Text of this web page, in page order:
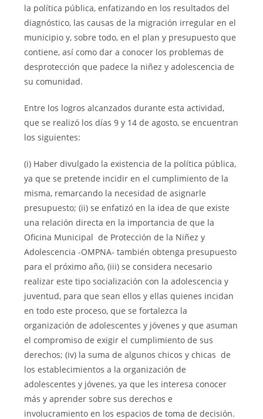
la política pública, enfatizando en los resultados del
diagnóstico, las causas de la migración irregular en el
municipio y, sobre todo, en el plan y presupuesto que
contiene, así como dar a conocer los problemas de
desprotección que padece la niñez y adolescencia de
su comunidad.
Entre los logros alcanzados durante esta actividad,
que se realizó los días 9 y 14 de agosto, se encuentran
los siguientes:
(i) Haber divulgado la existencia de la política pública,
ya que se pretende incidir en el cumplimiento de la
misma, remarcando la necesidad de asignarle
presupuesto; (ii) se enfatizó en la idea de que existe
una relación directa en la importancia de que la
Oficina Municipal de Protección de la Niñez y
Adolescencia -OMPNA- también obtenga presupuesto
para el próximo año, (iii) se considera necesario
realizar este tipo socialización con la adolescencia y
juventud, para que sean ellos y ellas quienes incidan
en todo este proceso, que se fortalezca la
organización de adolescentes y jóvenes y que asuman
el compromiso de exigir el cumplimiento de sus
derechos; (iv) la suma de algunos chicos y chicas de
los establecimientos a la organización de
adolescentes y jóvenes, ya que les interesa conocer
más y aprender sobre sus derechos e
involucramiento en los espacios de toma de decisión.